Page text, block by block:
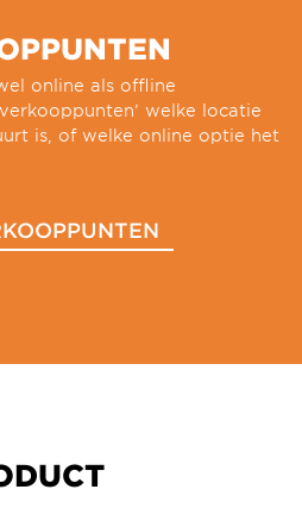
online als offline
welke locatie
is, of welke online optie het